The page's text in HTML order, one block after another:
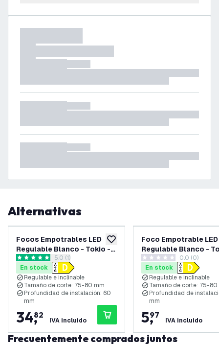
Alternativas
añadir a lista de deseos
Focos Empotrables LED
Regulable Blanco - Tokio -
3W - 6500K - ø92mm - 6
Pack
abrir el panel de reseñas
5 estrellas de puntuación
5.0 (1)
En stock
Regulable e inclinable
Tamaño de corte: 75-80 mm
Profundidad de instalación: 60
mm
34,
82
IVA incluido
Foco Empotrable LED
Regulable Blanco -
3W - 6500K - ø92mm
0 estrellas de puntuación
0.0 (0)
En stock
Regulable e inclinable
Tamaño de corte: 75-80
Profundidad de
mm
5,
97
IVA incluido
Frecuentemente comprados juntos